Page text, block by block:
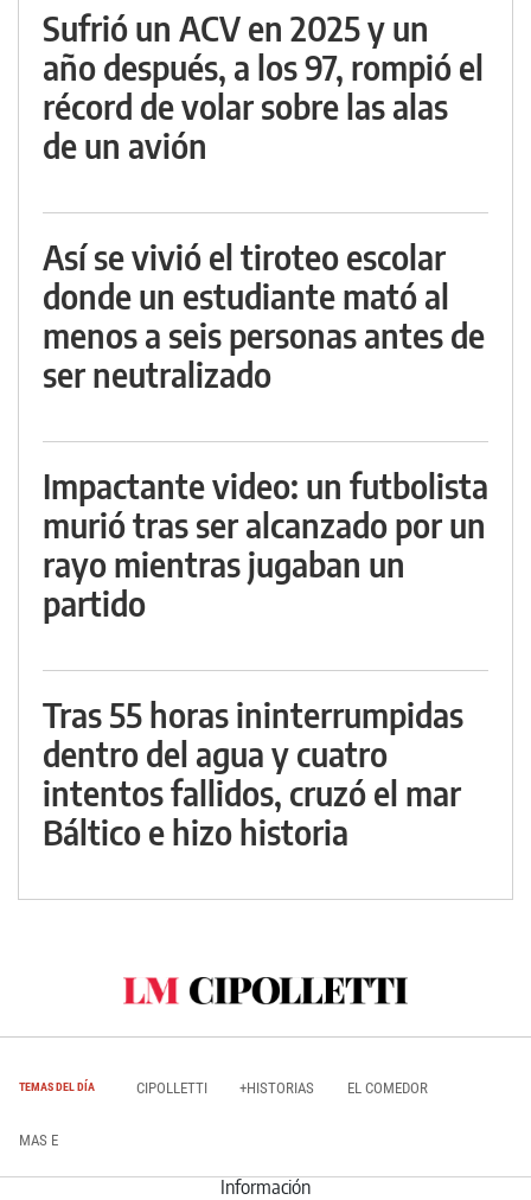
Sufrió un ACV en 2025 y un
año después, a los 97, rompió el
récord de volar sobre las alas
de un avión
Así se vivió el tiroteo escolar
donde un estudiante mató al
menos a seis personas antes de
ser neutralizado
Impactante video: un futbolista
murió tras ser alcanzado por un
rayo mientras jugaban un
partido
Tras 55 horas ininterrumpidas
dentro del agua y cuatro
intentos fallidos, cruzó el mar
Báltico e hizo historia
TEMAS DEL DÍA CIPOLLETTI +HISTORIAS EL COMEDOR
MAS E
Información